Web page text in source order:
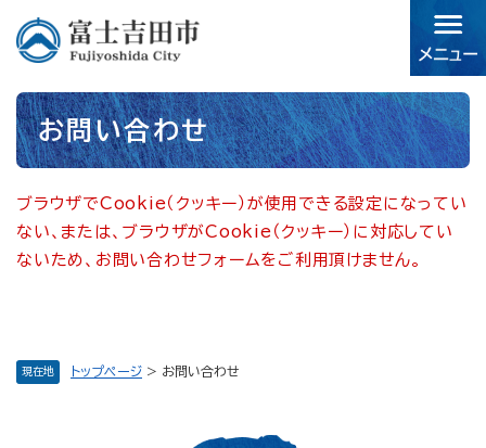
す。
現在地 トップページ > お問い合わせ
本
文 お問い合わせ
ブラウザでCookie（クッキー）が使用できる設定になってい
ない、または、ブラウザがCookie（クッキー）に対応してい
ないため、お問い合わせフォームをご利用頂けません。